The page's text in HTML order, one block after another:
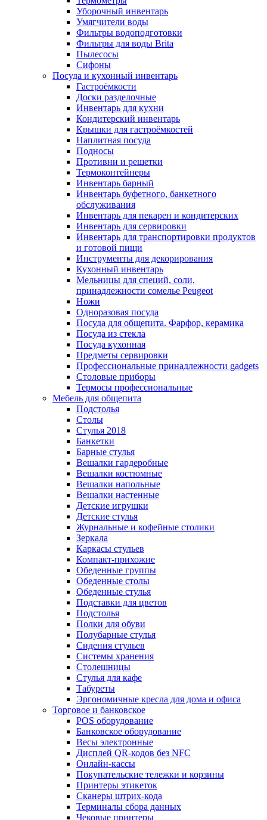
Уборочный инвентарь
Умягчители воды
Фильтры водоподготовки
Фильтры для воды Brita
Пылесосы
Сифоны
Посуда и кухонный инвентарь
Гастроёмкости
Доски разделочные
Инвентарь для кухни
Кондитерский инвентарь
Крышки для гастроёмкостей
Наплитная посуда
Подносы
Противни и решетки
Термоконтейнеры
Инвентарь барный
Инвентарь буфетного, банкетного
обслуживания
Инвентарь для пекарен и кондитерских
Инвентарь для сервировки
Инвентарь для транспортировки продуктов
и готовой пищи
Инструменты для декорирования
Кухонный инвентарь
Мельницы для специй, соли,
принадлежности сомелье Peugeot
Ножи
Одноразовая посуда
Посуда для общепита. Фарфор, керамика
Посуда из стекла
Посуда кухонная
Предметы сервировки
Профессиональные принадлежности gadgets
Столовые приборы
Термосы профессиональные
Мебель для общепита
Подстолья
Столы
Стулья 2018
Банкетки
Барные стулья
Вешалки гардеробные
Вешалки костюмные
Вешалки напольные
Вешалки настенные
Детские игрушки
Детские стулья
Журнальные и кофейные столики
Зеркала
Каркасы стульев
Компакт-прихожие
Обеденные группы
Обеденные столы
Обеденные стулья
Подставки для цветов
Подстолья
Полки для обуви
Полубарные стулья
Сидения стульев
Системы хранения
Столешницы
Стулья для кафе
Табуреты
Эргономичные кресла для дома и офиса
Торговое и банковское
POS оборудование
Банковское оборудование
Весы электронные
Дисплей QR-кодов без NFC
Онлайн-кассы
Покупательские тележки и корзины
Принтеры этикеток
Сканеры штрих-кода
Терминалы сбора данных
Чековые принтеры